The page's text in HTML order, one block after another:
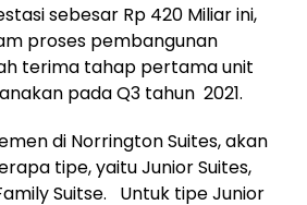
sebesar Rp 420 Miliar ini,
proses pembangunan
terima tahap pertama unit
pada Q3 tahun 2021.
di Norrington Suites, akan
tipe, yaitu Junior Suites,
Suitse. Untuk tipe Junior